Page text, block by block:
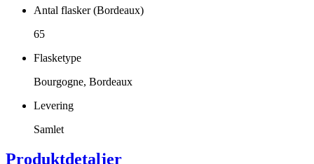
Antal flasker (Bordeaux)
65
Flasketype
Bourgogne, Bordeaux
Levering
Samlet
Produktdetaljer